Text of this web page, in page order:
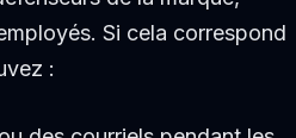
Si cela correspond
: